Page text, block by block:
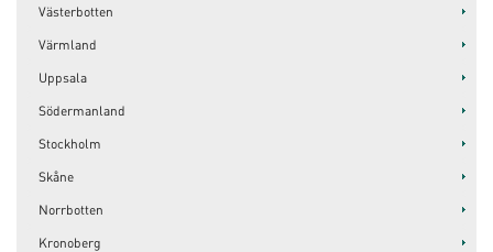
Västerbotten
Värmland
Uppsala
Södermanland
Stockholm
Skåne
Norrbotten
Kronoberg